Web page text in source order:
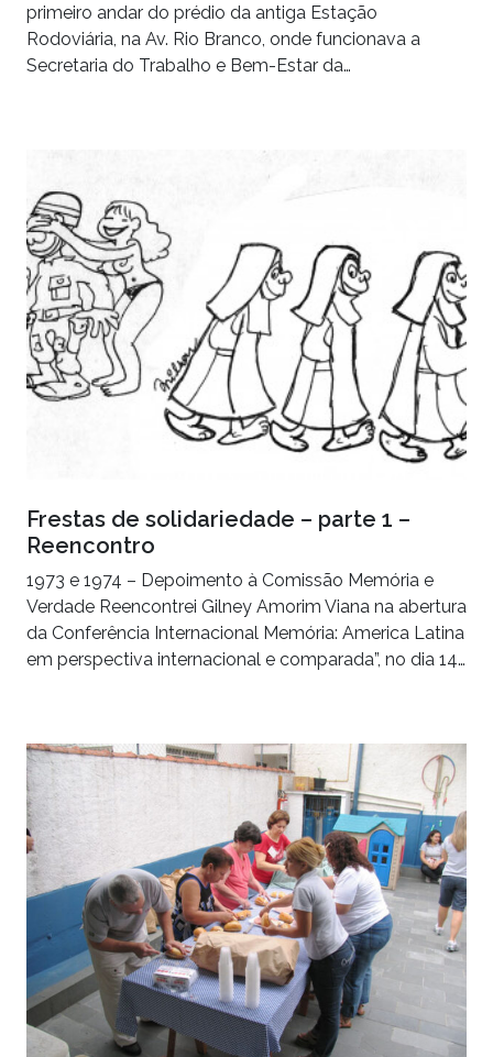
primeiro andar do prédio da antiga Estação
Rodoviária, na Av. Rio Branco, onde funcionava a
Secretaria do Trabalho e Bem-Estar da…
Frestas de solidariedade – parte 1 –
Reencontro
1973 e 1974 – Depoimento à Comissão Memória e
Verdade Reencontrei Gilney Amorim Viana na abertura
da Conferência Internacional Memória: America Latina
em perspectiva internacional e comparada”, no dia 14…